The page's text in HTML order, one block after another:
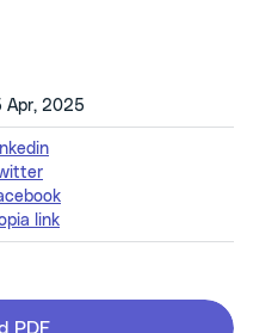
Apr, 2025
link
PDF